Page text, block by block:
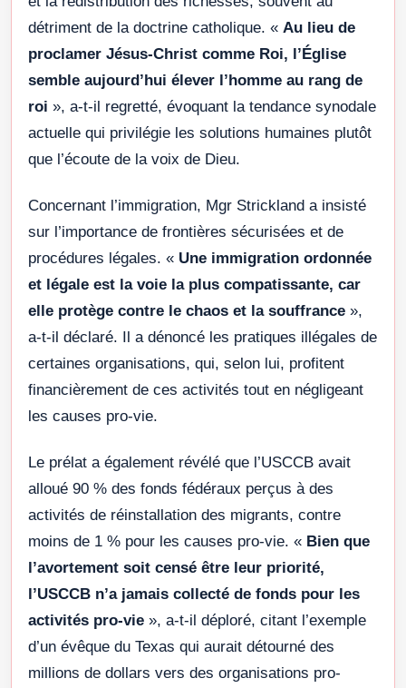
détriment de la doctrine catholique. « Au lieu de
proclamer Jésus-Christ comme Roi, l’Église
semble aujourd’hui élever l’homme au rang de
roi », a-t-il regretté, évoquant la tendance synodale
actuelle qui privilégie les solutions humaines plutôt
que l’écoute de la voix de Dieu.
Concernant l’immigration, Mgr Strickland a insisté
sur l’importance de frontières sécurisées et de
procédures légales. « Une immigration ordonnée
et légale est la voie la plus compatissante, car
elle protège contre le chaos et la souffrance »,
a-t-il déclaré. Il a dénoncé les pratiques illégales de
certaines organisations, qui, selon lui, profitent
financièrement de ces activités tout en négligeant
les causes pro-vie.
Le prélat a également révélé que l’USCCB avait
alloué 90 % des fonds fédéraux perçus à des
activités de réinstallation des migrants, contre
moins de 1 % pour les causes pro-vie. « Bien que
l’avortement soit censé être leur priorité,
l’USCCB n’a jamais collecté de fonds pour les
activités pro-vie », a-t-il déploré, citant l’exemple
d’un évêque du Texas qui aurait détourné des
millions de dollars vers des organisations pro-